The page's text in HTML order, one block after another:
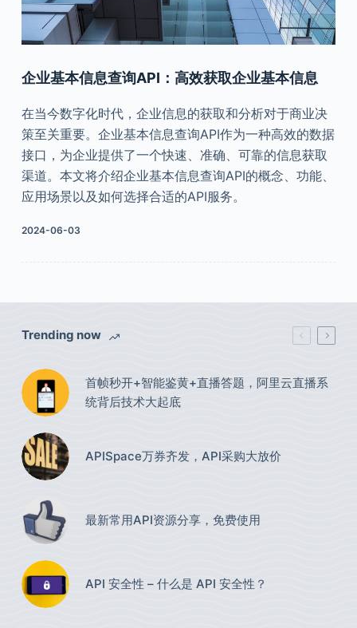
企业基本信息查询API：高效获取企业基本信息
在当今数字化时代，企业信息的获取和分析对于商业决
策至关重要。企业基本信息查询API作为一种高效的数据
接口，为企业提供了一个快速、准确、可靠的信息获取
渠道。本文将介绍企业基本信息查询API的概念、功能、
应用场景以及如何选择合适的API服务。
2024-06-03
Trending now
首帧秒开+智能鉴黄+直播答题，阿里云直播系
统背后技术大起底
APISpace万券齐发，API采购大放价
最新常用API资源分享，免费使用​
API 安全性 – 什么是 API 安全性？